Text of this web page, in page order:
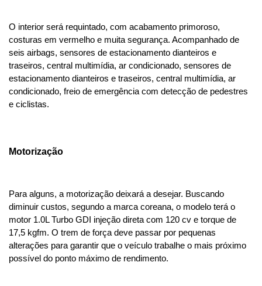
O interior será requintado, com acabamento primoroso,
costuras em vermelho e muita segurança. Acompanhado de
seis airbags, sensores de estacionamento dianteiros e
traseiros, central multimídia, ar condicionado, sensores de
estacionamento dianteiros e traseiros, central multimídia, ar
condicionado, freio de emergência com detecção de pedestres
e ciclistas.
Motorização
Para alguns, a motorização deixará a desejar. Buscando
diminuir custos, segundo a marca coreana, o modelo terá o
motor 1.0L Turbo GDI injeção direta com 120 cv e torque de
17,5 kgfm. O trem de força deve passar por pequenas
alterações para garantir que o veículo trabalhe o mais próximo
possível do ponto máximo de rendimento.